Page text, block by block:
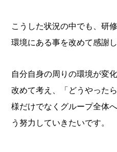
こうした状況の中でも、研
環境にある事を改めて感謝し
自分自身の周りの環境が変
改めて考え、「どうやった
様だけでなくグループ全体
う努力していきたいです。